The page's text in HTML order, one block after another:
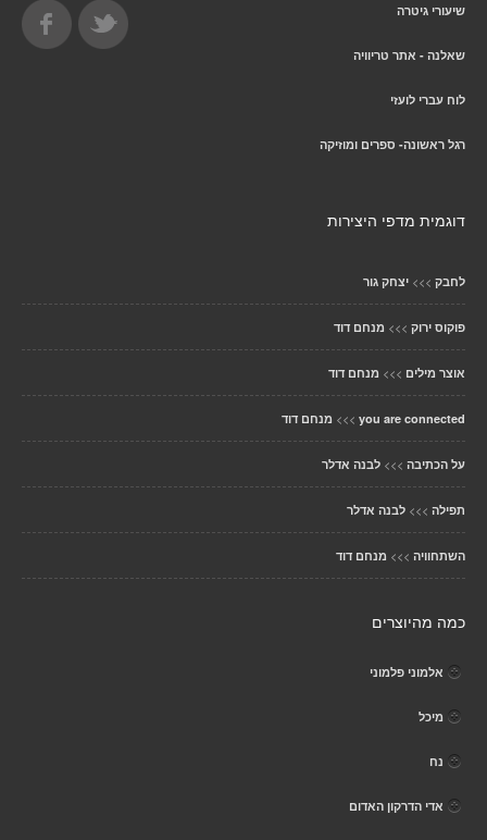
שיעורי גיטרה
שאלנה - אתר טריוויה
לוח עברי לועזי
רגל ראשונה- ספרים ומוזיקה
דוגמית מדפי היצירות
לחבק >>> יצחק גור
פוקוס ירוק >>> מנחם דוד
אוצר מילים >>> מנחם דוד
you are connected
>>> מנחם דוד
על הכתיבה >>> לבנה אדלר
תפילה >>> לבנה אדלר
השתחוויה >>> מנחם דוד
כמה מהיוצרים
אלמוני פלמוני
מיכל
נח
אדי הדרקון האדום